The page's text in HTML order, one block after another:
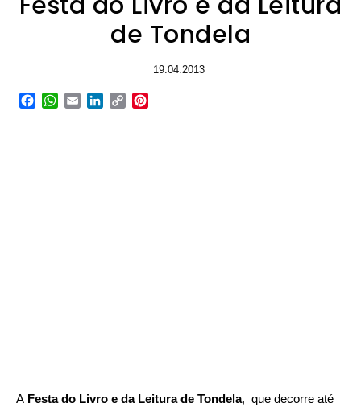
de Tondela
19.04.2013
Facebook
WhatsApp
EmailLinkedIn
Copy
A Festa do Livro e da Leitura de Tondela, que decorre até